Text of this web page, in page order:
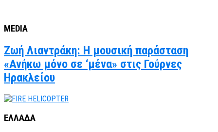
MEDIA
Ζωή Λιαντράκη: Η μουσική παράσταση
«Ανήκω μόνο σε ‘μένα» στις Γούρνες
Ηρακλείου
ΕΛΛΑΔΑ